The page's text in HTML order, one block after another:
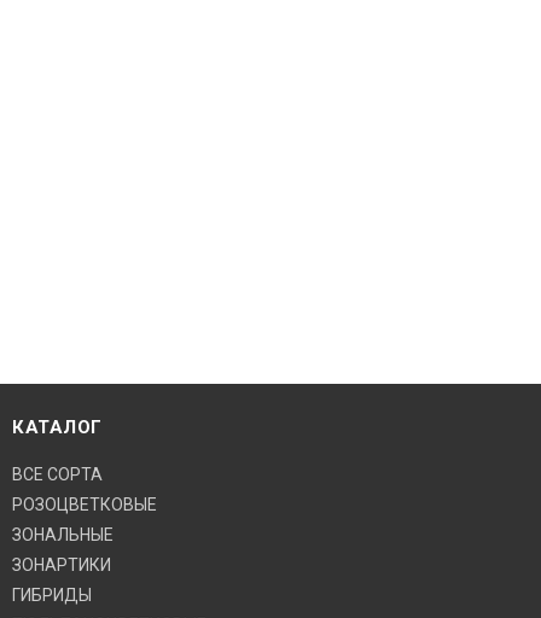
КАТАЛОГ
ВСЕ СОРТА
РОЗОЦВЕТКОВЫЕ
ЗОНАЛЬНЫЕ
ЗОНАРТИКИ
ГИБРИДЫ